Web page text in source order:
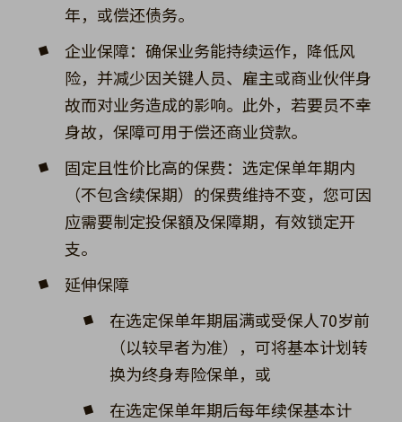
年，或偿还债务。
企业保障：确保业务能持续运作，降低风
险，并减少因关键人员、雇主或商业伙伴身
故而对业务造成的影响。此外，若要员不幸
身故，保障可用于偿还商业贷款。
固定且性价比高的保费：选定保单年期内
（不包含续保期）的保费维持不变，您可因
应需要制定投保額及保障期，有效锁定开
支。
延伸保障
在选定保单年期届满或受保人70岁前
（以较早者为准），可将基本计划转
换为终身寿险保单，或
在选定保单年期后每年续保基本计